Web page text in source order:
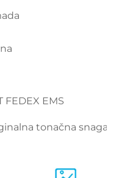
FEDEX EMS
tonačna snaga